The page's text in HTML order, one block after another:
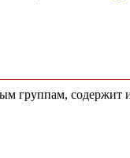
группам,